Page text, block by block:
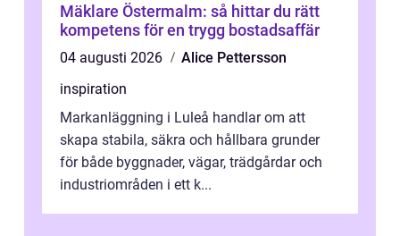
Mäklare Östermalm: så hittar du rätt
kompetens för en trygg bostadsaffär
04 augusti 2026
Alice Pettersson
inspiration
Markanläggning i Luleå handlar om att
skapa stabila, säkra och hållbara grunder
för både byggnader, vägar, trädgårdar och
industriområden i ett k...